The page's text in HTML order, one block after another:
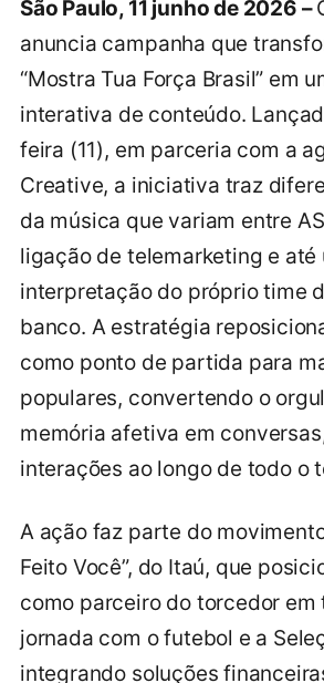
São Paulo, 11 junho de 2026 –
anuncia campanha que
“Mostra Tua Força Brasil” em
interativa de conteúdo.
feira (11), em parceria com a
Creative, a iniciativa traz
da música que variam entre
ligação de telemarketing e até
interpretação do próprio time
banco. A estratégia
como ponto de partida para
populares, convertendo o
memória afetiva em
interações ao longo de todo o
A ação faz parte do
Feito Você”, do Itaú, que
como parceiro do torcedor em
jornada com o futebol e a
integrando soluções